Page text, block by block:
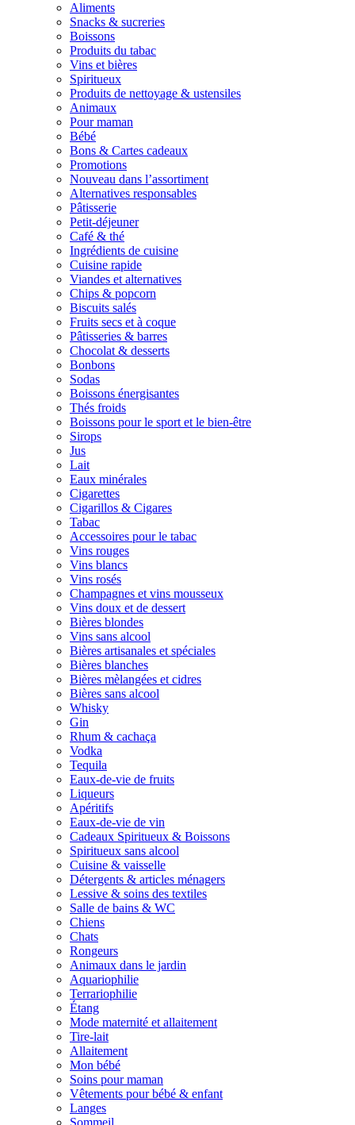
Aliments
Snacks & sucreries
Boissons
Produits du tabac
Vins et bières
Spiritueux
Produits de nettoyage & ustensiles
Animaux
Pour maman
Bébé
Bons & Cartes cadeaux
Promotions
Nouveau dans l’assortiment
Alternatives responsables
Pâtisserie
Petit-déjeuner
Café & thé
Ingrédients de cuisine
Cuisine rapide
Viandes et alternatives
Chips & popcorn
Biscuits salés
Fruits secs et à coque
Pâtisseries & barres
Chocolat & desserts
Bonbons
Sodas
Boissons énergisantes
Thés froids
Boissons pour le sport et le bien-être
Sirops
Jus
Lait
Eaux minérales
Cigarettes
Cigarillos & Cigares
Tabac
Accessoires pour le tabac
Vins rouges
Vins blancs
Vins rosés
Champagnes et vins mousseux
Vins doux et de dessert
Bières blondes
Vins sans alcool
Bières artisanales et spéciales
Bières blanches
Bières mèlangées et cidres
Bières sans alcool
Whisky
Gin
Rhum & cachaça
Vodka
Tequila
Eaux-de-vie de fruits
Liqueurs
Apéritifs
Eaux-de-vie de vin
Cadeaux Spiritueux & Boissons
Spiritueux sans alcool
Cuisine & vaisselle
Détergents & articles ménagers
Lessive & soins des textiles
Salle de bains & WC
Chiens
Chats
Rongeurs
Animaux dans le jardin
Aquariophilie
Terrariophilie
Étang
Mode maternité et allaitement
Tire-lait
Allaitement
Mon bébé
Soins pour maman
Vêtements pour bébé & enfant
Langes
Sommeil